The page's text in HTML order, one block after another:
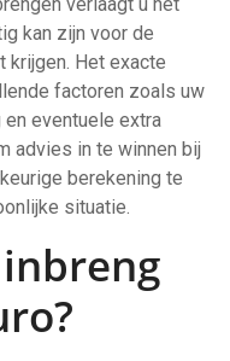
kan zijn voor de
krijgen. Het exacte
factoren zoals uw
en eventuele extra
advies in te winnen bij
berekening te
situatie.